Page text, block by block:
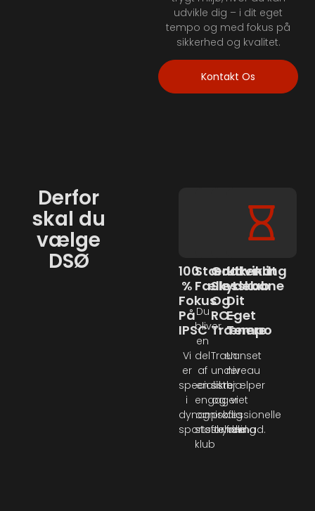
udvikle dig – i dit eget
tempo og med fokus på
sikkerhed og kvalitet.
Kontakt Os
Derfor
skal du
vælge
DSØ
100
%
Fokus
På
IPSC
Vi
er
specialister
i
dynamisk
sportsskydning
Stærkt
Fællesskab
Du
bliver
en
del
af
en
engageret
og
støttende
klub
Godkendt
Skydebane
Og
RO-
Trænere
Træn
under
sikre
og
professionelle
forhold.
Udvikling
I
Dit
Eget
Tempo
Uanset
niveau
hjælper
vi
dig
fremad.